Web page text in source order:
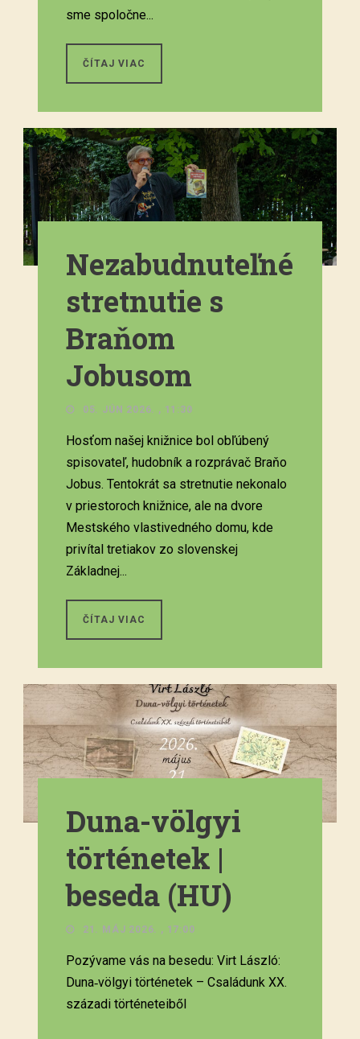
sme spoločne...
ČÍTAJ VIAC
Nezabudnuteľné
stretnutie s
Braňom
Jobusom
05. JÚN 2026. , 11:30
Hosťom našej knižnice bol obľúbený
spisovateľ, hudobník a rozprávač Braňo
Jobus. Tentokrát sa stretnutie nekonalo
v priestoroch knižnice, ale na dvore
Mestského vlastivedného domu, kde
privítal tretiakov zo slovenskej
Základnej...
ČÍTAJ VIAC
Duna-völgyi
történetek |
beseda (HU)
21. MÁJ 2026. , 17:00
Pozývame vás na besedu: Virt László:
Duna‑völgyi történetek – Családunk XX.
századi történeteiből